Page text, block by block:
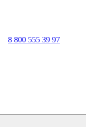
8 800 555 39 97